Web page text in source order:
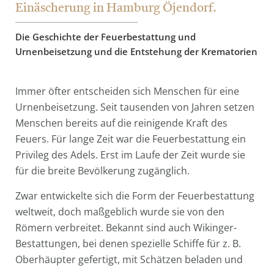
Einäscherung in Hamburg Öjendorf.
Die Geschichte der Feuerbestattung und
Urnenbeisetzung und die Entstehung der Krematorien
Immer öfter entscheiden sich Menschen für eine
Urnenbeisetzung. Seit tausenden von Jahren setzen
Menschen bereits auf die reinigende Kraft des
Feuers. Für lange Zeit war die Feuerbestattung ein
Privileg des Adels. Erst im Laufe der Zeit wurde sie
für die breite Bevölkerung zugänglich.
Zwar entwickelte sich die Form der Feuerbestattung
weltweit, doch maßgeblich wurde sie von den
Römern verbreitet. Bekannt sind auch Wikinger-
Bestattungen, bei denen spezielle Schiffe für z. B.
Oberhäupter gefertigt, mit Schätzen beladen und